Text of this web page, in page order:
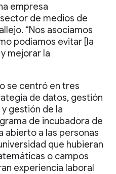
empresa
de medios de
“Nos asociamos
podíamos evitar [la
mejorar la
se centró en tres
de datos, gestión
gestión de la
de incubadora de
abierto a las personas
que hubieran
o campos
experiencia laboral